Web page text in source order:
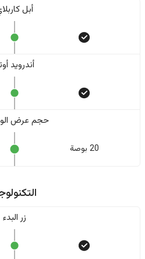
أبل
أندرويد
حجم عرض
20 بوصة
زر البدء